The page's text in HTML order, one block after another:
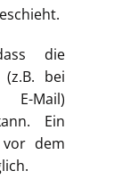
die
bei
Mail)
Ein
dem